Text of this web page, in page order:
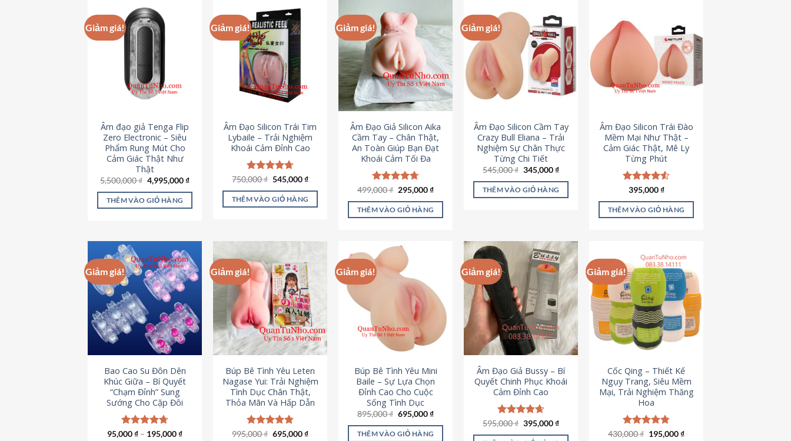
Giảm giá!
Âm đạo giả Tenga Flip
Zero Electronic – Siêu
Phẩm Rung Mút Cho
Cảm Giác Thật Như
Thật
5,500,000₫ Giá
gốc
là:
5,500,000 ₫.
4,995,000₫Giá
tại
THÊM VÀO GIỎ HÀNG
Giảm giá!
Âm Đạo Silicon Trái Tim
Lybaile – Trải Nghiệm
Khoái Cảm Đỉnh Cao
Được xếp
5 sao
750,000₫ Giá
là:
750,000 ₫.
545,000₫Giá
tại
là:
THÊM VÀO GIỎ HÀNG
Giảm giá!
Âm Đạo Giả Silicon Aika
Cầm Tay – Chân Thật,
An Toàn Giúp Bạn Đạt
Khoái Cảm Tối Đa
Được xếp
5 sao
499,000₫ Giá
là:
499,000 ₫.
295,000₫Giá
tại
là:
THÊM VÀO GIỎ HÀNG
Giảm giá!
Âm Đạo Silicon Cầm Tay
Crazy Bull Eliana – Trải
Nghiệm Sự Chân Thực
Từng Chi Tiết
545,000₫ Giá
là:
545,000 ₫.
345,000₫Giá
tại
là:
THÊM VÀO GIỎ HÀNG
Âm Đạo Silicon Trái Đào
Mềm Mại Như Thật –
Cảm Giác Thật, Mê Ly
Từng Phút
Được xếp
5 sao
395,000₫
THÊM VÀO GIỎ HÀNG
Giảm giá!
Bao Cao Su Đôn Dên
Khúc Giữa – Bí Quyết
“Chạm Đỉnh” Sung
Sướng Cho Cặp Đôi
Được xếp
95,000₫ – 195,000₫
Giảm giá!
Búp Bê Tình Yêu Leten
Nagase Yui: Trải Nghiệm
Tình Dục Chân Thật,
Thỏa Mãn Và Hấp Dẫn
Được xếp
995,000₫ Giá
695,000₫Giá
Giảm giá!
Búp Bê Tình Yêu Mini
Baile – Sự Lựa Chọn
Đỉnh Cao Cho Cuộc
Sống Tình Dục
895,000₫ Giá
là:
895,000 ₫.
695,000₫Giá
tại
là:
THÊM VÀO GIỎ HÀNG
Giảm giá!
Âm Đạo Giả Bussy – Bí
Quyết Chinh Phục Khoái
Cảm Đỉnh Cao
Được xếp
595,000₫ Giá
là:
395,000₫Giá
tại
Giảm giá!
Cốc Qing – Thiết Kế
Ngụy Trang, Siêu Mềm
Mại, Trải Nghiệm Thăng
Hoa
Được xếp
430,000₫ Giá
195,000₫Giá